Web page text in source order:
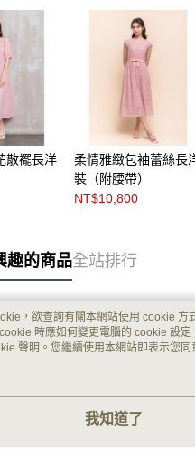
散襬長洋
柔情雅緻包袖蕾絲長
裝（附腰帶）
NT$10,800
趣的商品全站排行
，欲查詢有關本網站使用 cookie 方
時應如何變更電腦的 cookie 設定
聲明。您繼續使用本網站即表示您
聲明使用 cookie。
我知道了